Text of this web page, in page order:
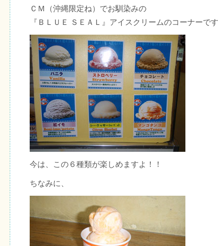
ＣＭ（沖縄限定ね）でお馴染みの
『ＢＬＵＥ ＳＥＡＬ』アイスクリームのコーナーで
今は、この６種類が楽しめますよ！！
ちなみに、